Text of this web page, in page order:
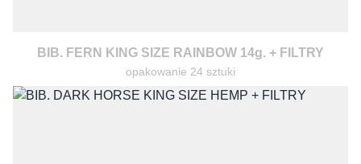
BIB. FERN KING SIZE RAINBOW 14g. + FILTRY
opakowanie 24 sztuki